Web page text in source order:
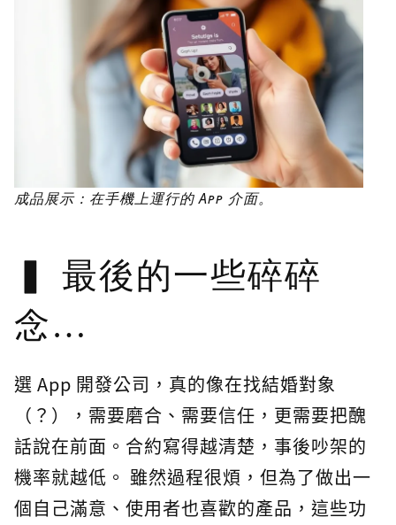
成品展示：在手機上運行的 App 介面。
最後的一些碎碎
念…
選 App 開發公司，真的像在找結婚對象
（？），需要磨合、需要信任，更需要把醜
話說在前面。合約寫得越清楚，事後吵架的
機率就越低。 雖然過程很煩，但為了做出一
個自己滿意、使用者也喜歡的產品，這些功